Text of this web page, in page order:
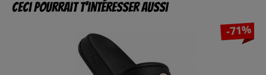
Ceci pourrait t’intéresser aussi
-71%